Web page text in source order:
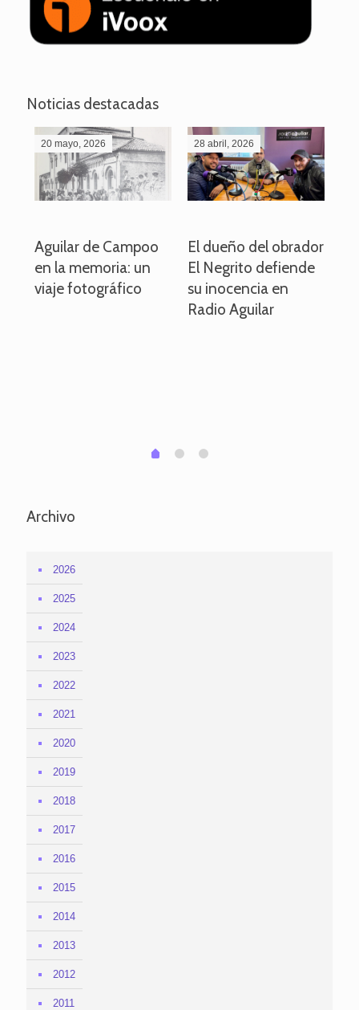
Noticias destacadas
20 mayo, 2026
Aguilar de Campoo
en la memoria: un
viaje fotográfico
28 abril, 2026
El dueño del obrador
El Negrito defiende
su inocencia en
Radio Aguilar
0 1 2
Archivo
2026
2025
2024
2023
2022
2021
2020
2019
2018
2017
2016
2015
2014
2013
2012
2011